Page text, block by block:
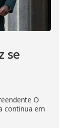
se
O
continua em